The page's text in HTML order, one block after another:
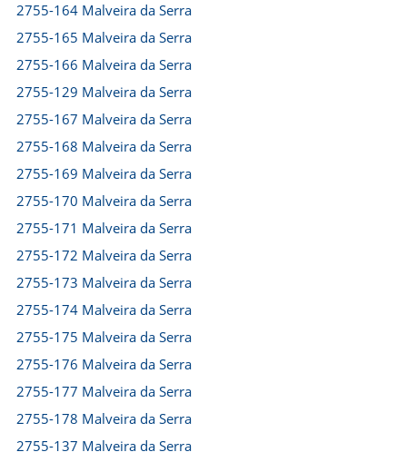
2755-164 Malveira da Serra
2755-165 Malveira da Serra
2755-166 Malveira da Serra
2755-129 Malveira da Serra
2755-167 Malveira da Serra
2755-168 Malveira da Serra
2755-169 Malveira da Serra
2755-170 Malveira da Serra
2755-171 Malveira da Serra
2755-172 Malveira da Serra
2755-173 Malveira da Serra
2755-174 Malveira da Serra
2755-175 Malveira da Serra
2755-176 Malveira da Serra
2755-177 Malveira da Serra
2755-178 Malveira da Serra
2755-137 Malveira da Serra